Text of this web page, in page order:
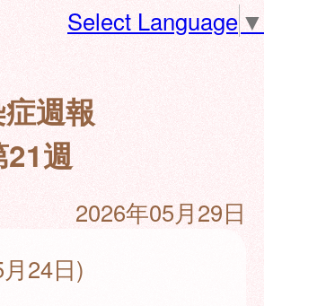
Select Language ▼
週報
週
2026年05月29日
24日)